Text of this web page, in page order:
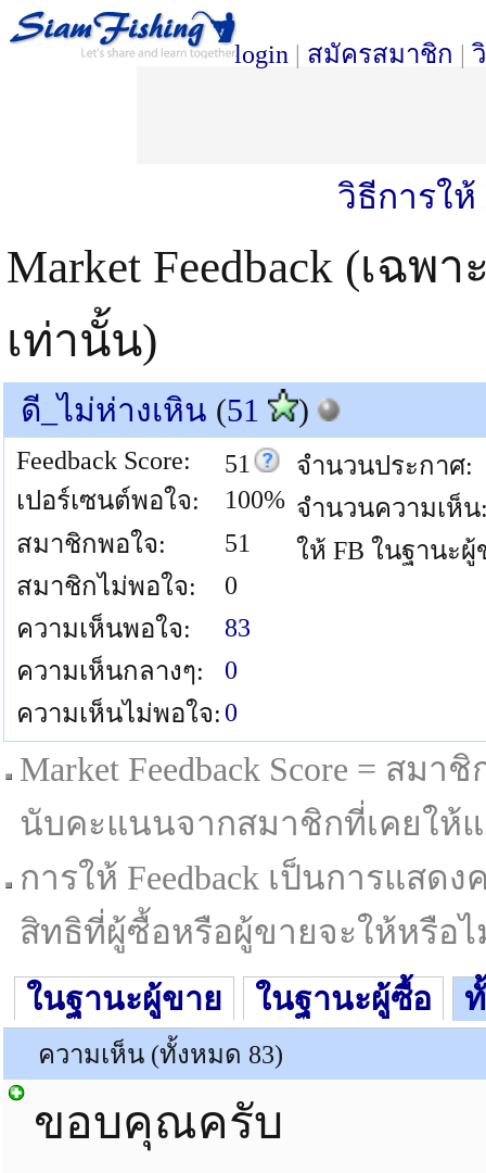
login | สมัครสมาชิก |
วิธีการให้
Market Feedback (เฉ
เท่านั้น)
ดี_ไม่ห่างเหิน (51 )
Feedback Score:
51
เปอร์เซนต์พอใจ:
100%
สมาชิกพอใจ:
51
สมาชิกไม่พอใจ:
0
ความเห็นพอใจ:
83
ความเห็นกลางๆ:
0
ความเห็นไม่พอใจ: 0
จำนวนประกาศ:
จำนวนความเห็น
ให้ FB ในฐานะผู้
Market Feedback Score = สม
นับคะแนนจากสมาชิกที่เคยให้
การให้ Feedback เป็นการแส
สิทธิที่ผู้ซื้อหรือผู้ขายจะให้หรือไ
ในฐานะผู้ขาย ในฐานะผู้ซื้อ
ความเห็น (ทั้งหมด 83)
ขอบคุณครับ